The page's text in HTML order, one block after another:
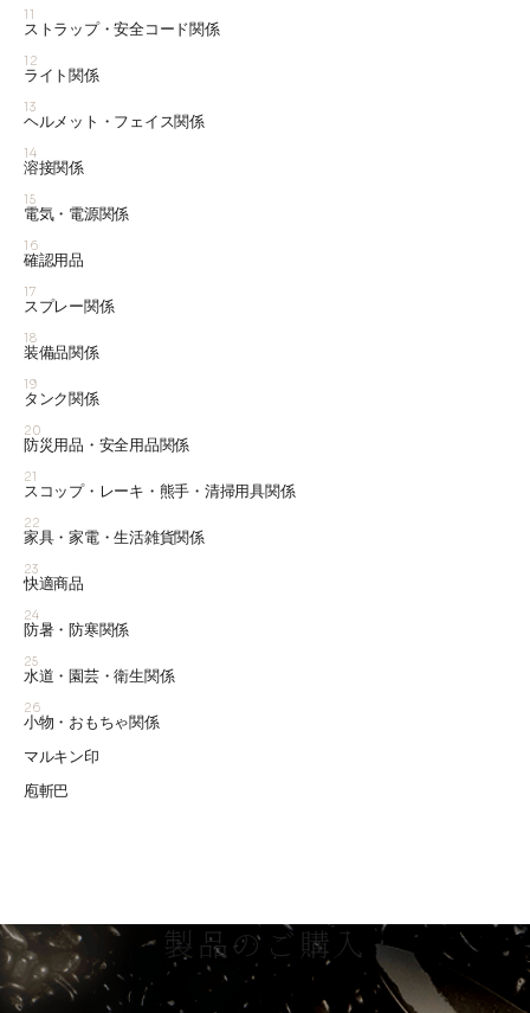
11
ストラップ・安全コード関係
12
ライト関係
13
ヘルメット・フェイス関係
14
溶接関係
15
電気・電源関係
16
確認用品
17
スプレー関係
18
装備品関係
19
タンク関係
20
防災用品・安全用品関係
21
スコップ・レーキ・熊手・清掃用具関係
22
家具・家電・生活雑貨関係
23
快適商品
24
防暑・防寒関係
25
水道・園芸・衛生関係
26
小物・おもちゃ関係
マルキン印
庖斬巴
製品のご購入